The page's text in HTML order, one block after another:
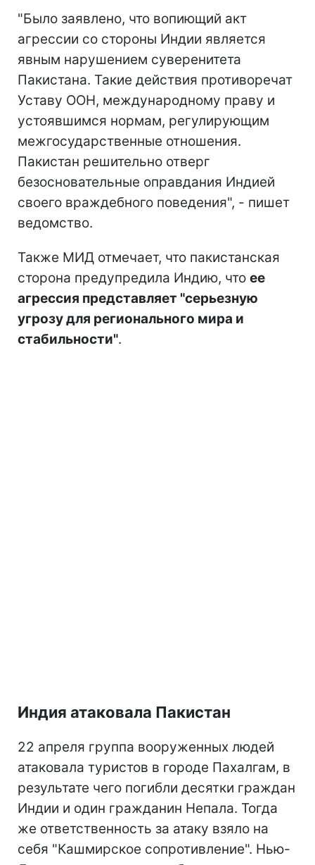
"Было заявлено, что вопиющий акт
агрессии со стороны Индии является
явным нарушением суверенитета
Пакистана. Такие действия противоречат
Уставу ООН, международному праву и
устоявшимся нормам, регулирующим
межгосударственные отношения.
Пакистан решительно отверг
безосновательные оправдания Индией
своего враждебного поведения", - пишет
ведомство.
Также МИД отмечает, что пакистанская
сторона предупредила Индию, что ее
агрессия представляет "серьезную
угрозу для регионального мира и
стабильности".
Индия атаковала Пакистан
22 апреля группа вооруженных людей
атаковала туристов в городе Пахалгам, в
результате чего погибли десятки граждан
Индии и один гражданин Непала. Тогда
же ответственность за атаку взяло на
себя "Кашмирское сопротивление". Нью-